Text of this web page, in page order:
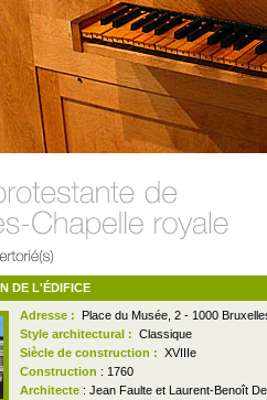
DE L'ÉDIFICE
Adresse :
Place du Musée, 2 - 1000
Style architectural : Classique
Siècle de construction : XVIIIe
Construction : 1760
Architecte : Jean Faulte et Laurent-Benoît